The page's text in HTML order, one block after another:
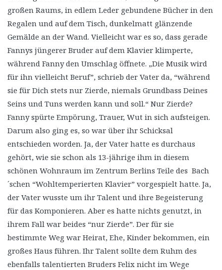
großen Raums, in edlem Leder gebundene Bücher in den
Regalen und auf dem Tisch, dunkelmatt glänzende
Gemälde an der Wand. Vielleicht war es so, dass gerade
Fannys jüngerer Bruder auf dem Klavier klimperte,
während Fanny den Umschlag öffnete. „Die Musik wird
für ihn vielleicht Beruf”, schrieb der Vater da, “während
sie für Dich stets nur Zierde, niemals Grundbass Deines
Seins und Tuns werden kann und soll.“ Nur Zierde?
Fanny spürte Empörung, Trauer, Wut in sich aufsteigen.
Darum also ging es, so war über ihr Schicksal
entschieden worden. Ja, der Vater hatte es durchaus
gehört, wie sie schon als 13-jährige ihm in diesem
schönen Wohnraum im Zentrum Berlins Teile des Bach
´schen “Wohltemperierten Klavier” vorgespielt hatte. Ja,
der Vater wusste um ihr Talent und ihre Begeisterung
für das Komponieren. Aber es hatte nichts genutzt, in
ihrem Fall war beides “nur Zierde”. Der für sie
bestimmte Weg war Heirat, Ehe, Kinder bekommen, ein
großes Haus führen. Ihr Talent sollte dem Ruhm des
ebenfalls talentierten Bruders Felix nicht im Wege